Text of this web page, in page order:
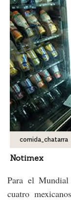
comida_chatarra
Notimex
Para el
cuatro